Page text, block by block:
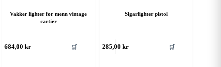
Vakker lighter for menn vintage
cartier
684,00kr 🛒
Sigarlighter pistol
285,00kr 🛒